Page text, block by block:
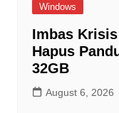
Windows
Imbas
Hapus
32GB
August 6, 2026